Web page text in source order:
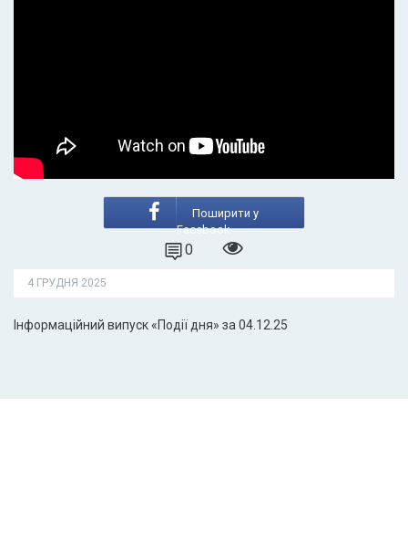
Поширити у
Facebook
0
4 ГРУДНЯ 2025
Інформаційний випуск «Події дня» за 04.12.25